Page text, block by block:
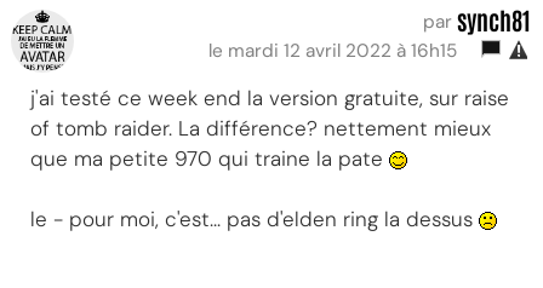
par synch81
le mardi 12 avril 2022 à 16h15
j'ai testé ce week end la version gratuite, sur raise
of tomb raider. La différence? nettement mieux
que ma petite 970 qui traine la pate
le - pour moi, c'est... pas d'elden ring la dessus